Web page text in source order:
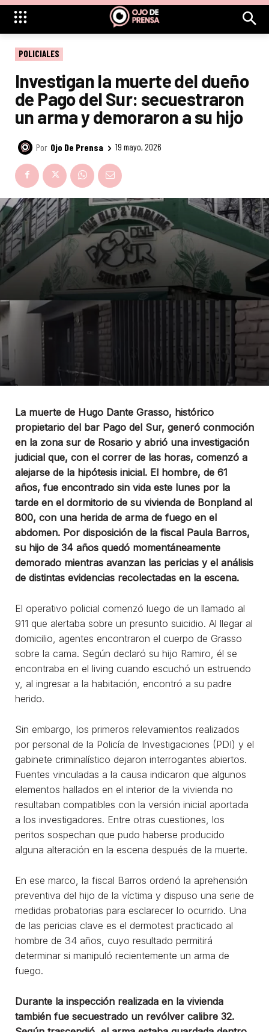
POLICIALES
Investigan la muerte del dueño
de Pago del Sur: secuestraron
un arma y demoraron a su hijo
Por Ojo De Prensa 19 mayo, 2026
La muerte de Hugo Dante Grasso, histórico
propietario del bar Pago del Sur, generó conmoción
en la zona sur de Rosario y abrió una investigación
judicial que, con el correr de las horas, comenzó a
alejarse de la hipótesis inicial. El hombre, de 61
años, fue encontrado sin vida este lunes por la
tarde en el dormitorio de su vivienda de Bonpland al
800, con una herida de arma de fuego en el
abdomen. Por disposición de la fiscal Paula Barros,
su hijo de 34 años quedó momentáneamente
demorado mientras avanzan las pericias y el análisis
de distintas evidencias recolectadas en la escena.
El operativo policial comenzó luego de un llamado al
911 que alertaba sobre un presunto suicidio. Al llegar al
domicilio, agentes encontraron el cuerpo de Grasso
sobre la cama. Según declaró su hijo Ramiro, él se
encontraba en el living cuando escuchó un estruendo
y, al ingresar a la habitación, encontró a su padre
herido.
Sin embargo, los primeros relevamientos realizados
por personal de la Policía de Investigaciones (PDI) y el
gabinete criminalístico dejaron interrogantes abiertos.
Fuentes vinculadas a la causa indicaron que algunos
elementos hallados en el interior de la vivienda no
resultaban compatibles con la versión inicial aportada
a los investigadores. Entre otras cuestiones, los
peritos sospechan que pudo haberse producido
alguna alteración en la escena después de la muerte.
En ese marco, la fiscal Barros ordenó la aprehensión
preventiva del hijo de la víctima y dispuso una serie de
medidas probatorias para esclarecer lo ocurrido. Una
de las pericias clave es el dermotest practicado al
hombre de 34 años, cuyo resultado permitirá
determinar si manipuló recientemente un arma de
fuego.
Durante la inspección realizada en la vivienda
también fue secuestrado un revólver calibre 32.